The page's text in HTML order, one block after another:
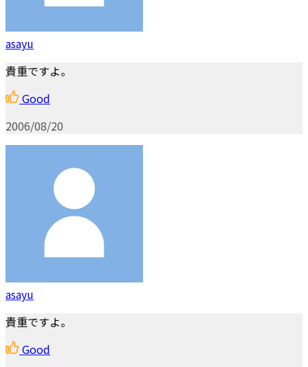
asayu
貴重ですよ。
Good
2006/08/20
asayu
貴重ですよ。
Good